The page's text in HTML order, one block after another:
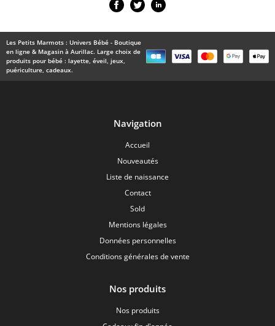
Les Petits Marmots : Univers Bébé - Boutique
en ligne & Magasin à Aurillac. Large choix de
produits pour bébé : layette, éveil, jeux,
puériculture, cadeaux.
Navigation
Accueil
Nouveautés
Liste de naissance
Contact
Sold
Mentions légales
Données personnelles
Conditions générales de vente
Nos produits
Nos produits